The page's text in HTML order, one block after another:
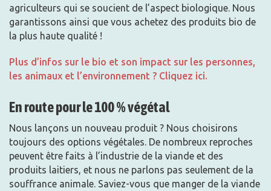
agriculteurs qui se soucient de l’aspect biologique. Nous
garantissons ainsi que vous achetez des produits bio de
la plus haute qualité !
Plus d’infos sur le bio et son impact sur les personnes,
les animaux et l’environnement ? Cliquez ici.
En route pour le 100 % végétal
Nous lançons un nouveau produit ? Nous choisirons
toujours des options végétales. De nombreux reproches
peuvent être faits à l’industrie de la viande et des
produits laitiers, et nous ne parlons pas seulement de la
souffrance animale. Saviez-vous que manger de la viande